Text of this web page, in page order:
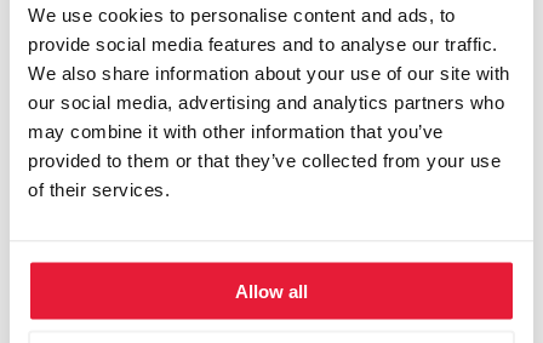
We use cookies to personalise content and ads, to
provide social media features and to analyse our traffic.
We also share information about your use of our site with
our social media, advertising and analytics partners who
may combine it with other information that you’ve
provided to them or that they’ve collected from your use
of their services.
Allow all
auszutauschen.
Der Alumni-Club der St. Galler Business School bedankt sich
herzlichst bei Sixt und der Regional-Beirätin Beate
Monastiridis-Dörr für die sehr professionelle Organisation und
diese einmalige Gelegenheit, einen Blick hinter die Kulissen
von Sixt werfen zu können.
Management-Kongress vom 22.-23.09.2017 in St. Gallen.